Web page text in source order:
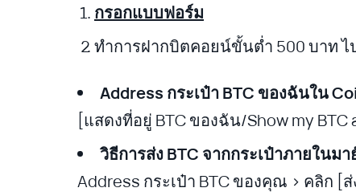
กรอกแบบฟอร์ม
ทำการฝากบิตคอยน์ขั้นต่ำ 500 บาท
Address กระเป๋า BTC ของฉันใน
[แสดงที่อยู่ BTC ของฉัน/Show my
วิธีการส่ง BTC จากกระเป๋าภายในม
Address กระเป๋า BTC ของคุณ > คลิก [